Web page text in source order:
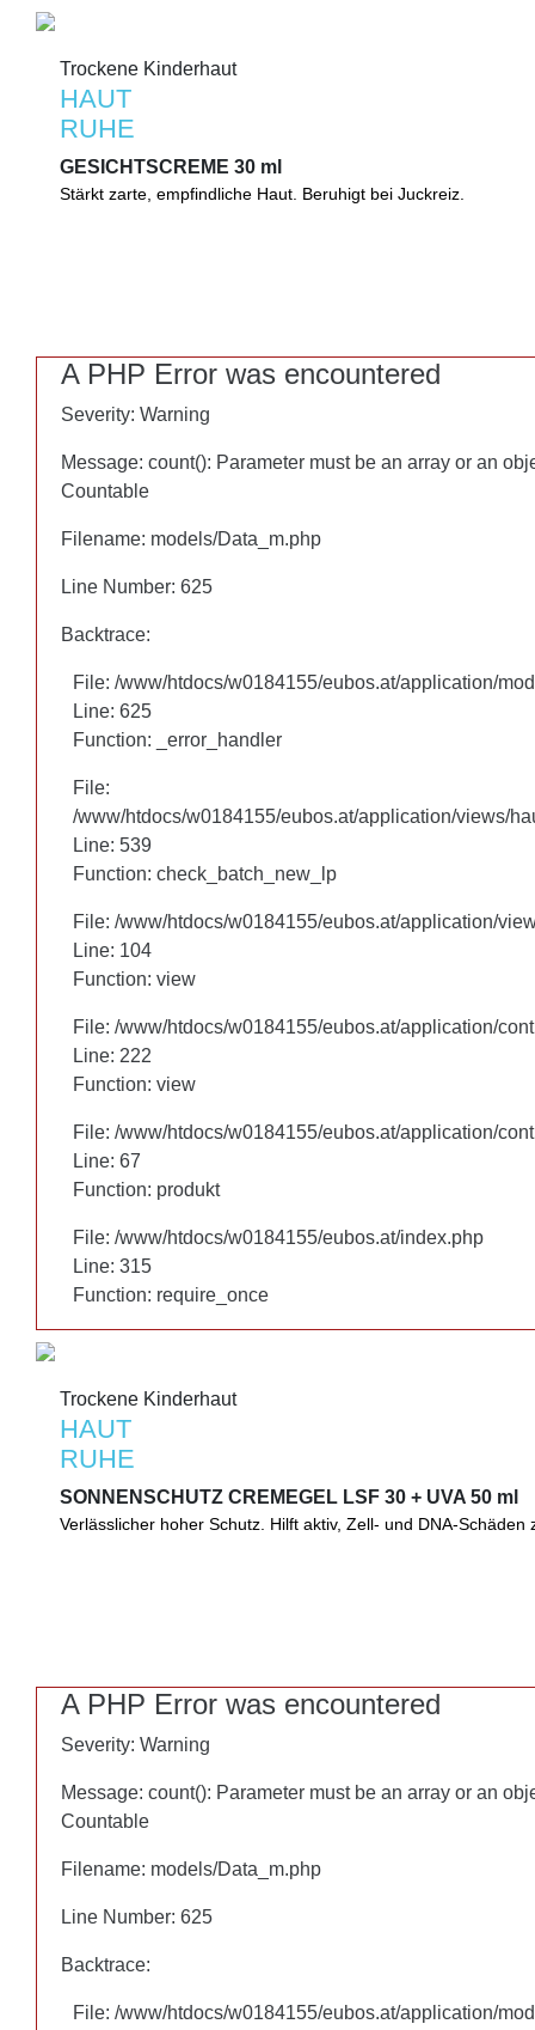
Trockene Kinderhaut
HAUT
RUHE
GESICHTSCREME 30 ml
Stärkt zarte, empfindliche Haut. Beruhigt bei Irritationen und
Trockene Kinderhaut
HAUT
RUHE
GESICHTSCREME 30 ml
Stärkt zarte, empfindliche Haut. Beruhigt bei Juckreiz.
A PHP Error was encountered
Severity: Warning
Message: count(): Parameter must be an array or an
Countable
Filename: models/Data_m.php
Line Number: 625
Backtrace:
File: /www/htdocs/w0184155/eubos.at/application/
Line: 625
Function: _error_handler
File:
/www/htdocs/w0184155/eubos.at/application/views/
Line: 460
Function: check_batch_new_lp
File: /www/htdocs/w0184155/eubos.at/application/
Line: 104
Function: view
File: /www/htdocs/w0184155/eubos.at/application/
Line: 222
Function: view
File: /www/htdocs/w0184155/eubos.at/application/
Line: 67
Function: produkt
File: /www/htdocs/w0184155/eubos.at/index.php
Line: 315
Function: require_once
Trockene Kinderhaut
HAUT
RUHE
SONNENSCHUTZ CREMEGEL LSF 30 + UVA 50 ml
Verlässlicher hoher Schutz für zarte Kinder- und Babyhaut.
A PHP Error was encountered
Severity: Warning
Message: count(): Parameter must be an array or an
Countable
Filename: models/Data_m.php
Line Number: 625
Backtrace:
File: /www/htdocs/w0184155/eubos.at/application/
Line: 625
Function: _error_handler
File:
/www/htdocs/w0184155/eubos.at/application/views/
Line: 539
Function: check_batch_new_lp
File: /www/htdocs/w0184155/eubos.at/application/
Line: 104
Function: view
File: /www/htdocs/w0184155/eubos.at/application/
Line: 222
Function: view
File: /www/htdocs/w0184155/eubos.at/application/
Line: 67
Function: produkt
File: /www/htdocs/w0184155/eubos.at/index.php
Line: 315
Function: require_once
Trockene Kinderhaut
HAUT
RUHE
SONNENSCHUTZ CREMEGEL LSF 30 + UVA 50 ml
Verlässlicher hoher Schutz. Hilft aktiv, Zell- und DNA-Schäden
A PHP Error was encountered
Severity: Warning
Message: count(): Parameter must be an array or an
Countable
Filename: models/Data_m.php
Line Number: 625
Backtrace:
File: /www/htdocs/w0184155/eubos.at/application/
A PHP Error was encountered
Severity: Warning
Message: count(): Parameter must be an array or an
Countable
Filename: models/Data_m.php
Line Number: 625
Backtrace:
File: /www/htdocs/w0184155/eubos.at/application/